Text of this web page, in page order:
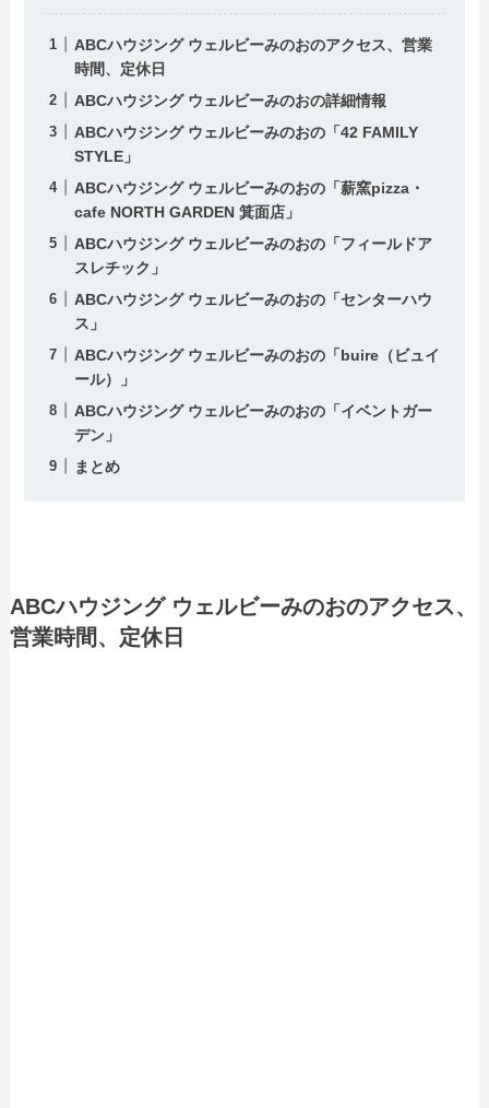
ABCハウジング ウェルビーみのおのアクセス、営業
時間、定休日
ABCハウジング ウェルビーみのおの詳細情報
ABCハウジング ウェルビーみのおの「42 FAMILY
STYLE」
ABCハウジング ウェルビーみのおの「薪窯pizza・
cafe NORTH GARDEN 箕面店」
ABCハウジング ウェルビーみのおの「フィールドア
スレチック」
ABCハウジング ウェルビーみのおの「センターハウ
ス」
ABCハウジング ウェルビーみのおの「buire（ビュイ
ール）」
ABCハウジング ウェルビーみのおの「イベントガー
デン」
まとめ
ABCハウジング ウェルビーみのおのアクセス、
営業時間、定休日